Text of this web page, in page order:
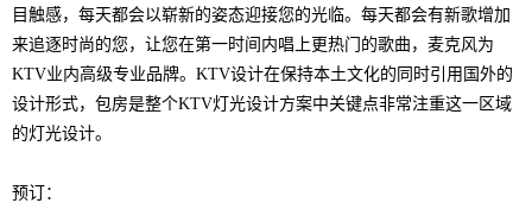
目触感，每天都会以崭新的姿态迎接您的光临。每天都会有新歌增加
来追逐时尚的您，让您在第一时间内唱上更热门的歌曲，麦克风为
KTV业内高级专业品牌。KTV设计在保持本土文化的同时引用国外的
设计形式，包房是整个KTV灯光设计方案中关键点非常注重这一区域
的灯光设计。
预订：